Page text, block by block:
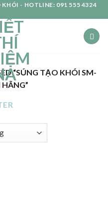
- HOTLINE: 091 555 4324
“SÚNG TẠO KHÓI SM-